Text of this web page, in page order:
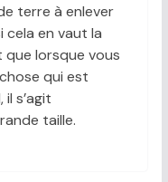
terre à enlever
en vaut la
que lorsque vous
qui est
s’agit
taille.